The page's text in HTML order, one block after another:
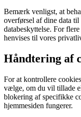
Bemærk venligst, at
overførsel af dine data
databeskyttelse. For
henvises til vores
Håndtering af
For at kontrollere
vælge, om du vil tillade
blokering af specifikke
hjemmesiden fungerer.